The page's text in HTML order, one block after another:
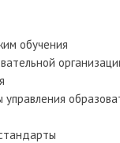
обучения
управления